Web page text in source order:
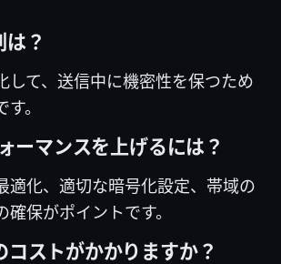
？
して、送信中に機密性を保つため
。
ーマンスを上げるには？
適化、適切な暗号化設定、帯域の
保がポイントです。
コストがかかりますか？